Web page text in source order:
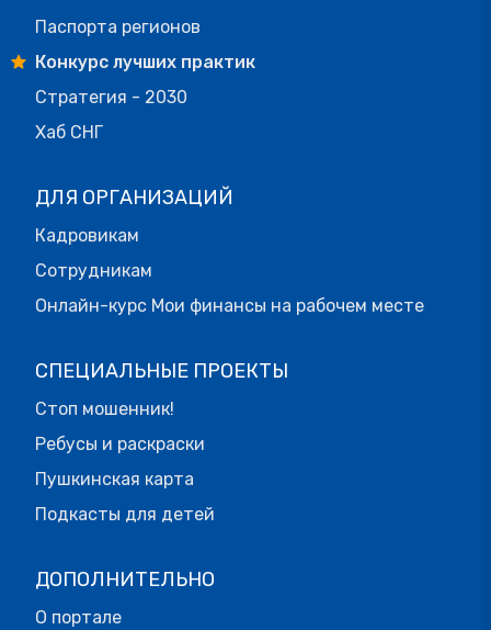
Паспорта регионов
Конкурс лучших практик
Стратегия - 2030
Хаб СНГ
ДЛЯ ОРГАНИЗАЦИЙ
Кадровикам
Сотрудникам
Онлайн-курс Мои финансы на рабочем месте
СПЕЦИАЛЬНЫЕ ПРОЕКТЫ
Стоп мошенник!
Ребусы и раскраски
Пушкинская карта
Подкасты для детей
ДОПОЛНИТЕЛЬНО
О портале